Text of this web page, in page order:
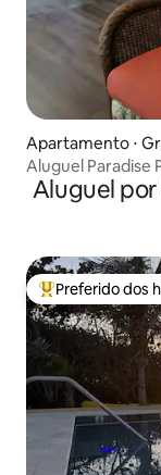
Apartamento ⋅
Aluguel Paradise
Aluguel
Entre os
Preferido dos